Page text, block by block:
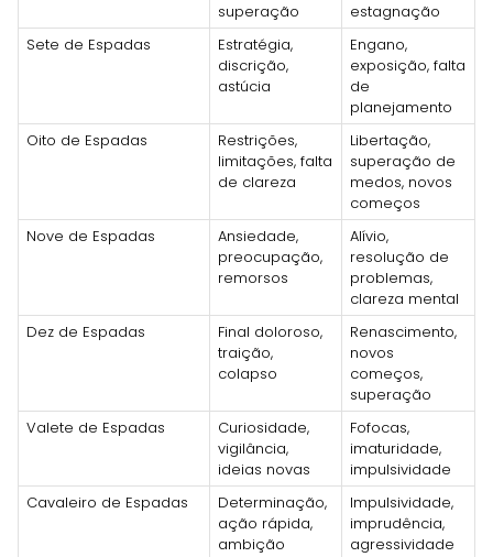
superação
estagnação
Sete de Espadas
Estratégia,
discrição,
astúcia
Engano,
exposição, falta
de
planejamento
Oito de Espadas
Restrições,
limitações, falta
de clareza
Libertação,
superação de
medos, novos
começos
Nove de Espadas
Ansiedade,
preocupação,
remorsos
Alívio,
resolução de
problemas,
clareza mental
Dez de Espadas
Final doloroso,
traição,
colapso
Renascimento,
novos
começos,
superação
Valete de Espadas
Curiosidade,
vigilância,
ideias novas
Fofocas,
imaturidade,
impulsividade
Cavaleiro de Espadas
Determinação,
ação rápida,
ambição
Impulsividade,
imprudência,
agressividade